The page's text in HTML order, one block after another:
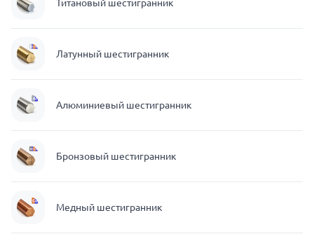
Титановый шестигранник
Латунный шестигранник
Алюминиевый шестигранник
Бронзовый шестигранник
Медный шестигранник